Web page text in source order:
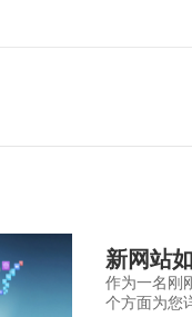
新网站
作为一名刚
个方面为您